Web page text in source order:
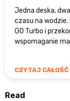
Jedna deska,
czasu na
GO Turbo i
wspomaganie
CZYTAJ CAŁOŚĆ
Read